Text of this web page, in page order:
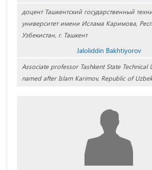
доцент Ташкентский государственный
университет имени Ислама Каримова,
Узбекистан, г. Ташкент
Jaloliddin Bakhtiyorov
Associate professor Tashkent State Technical
named after Islam Karimov, Republic of